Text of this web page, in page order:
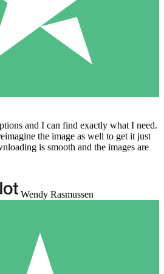
and I can find exactly what I need.
the image as well to get it just
is smooth and the images are
Wendy Rasmussen